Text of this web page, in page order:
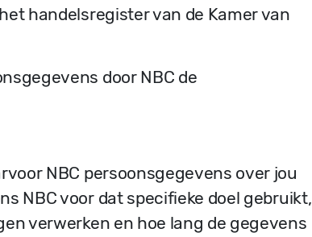
handelsregister van de Kamer van
door NBC de
NBC persoonsgegevens over jou
NBC voor dat specifieke doel gebruikt,
verwerken en hoe lang de gegevens